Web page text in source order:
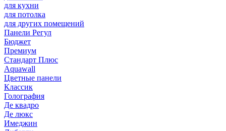
для кухни
для потолка
для других помещений
Панели Регул
Бюджет
Премиум
Стандарт Плюс
Aquawall
Цветные панели
Классик
Голография
Де квадро
Де люкс
Имеджин